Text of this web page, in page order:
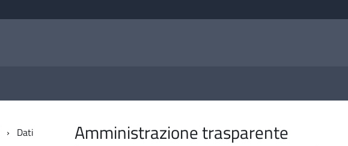
Dati
Amministrazione trasparente